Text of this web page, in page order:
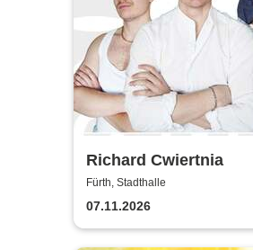
Richard Cwiertnia
Fürth, Stadthalle
07.11.2026